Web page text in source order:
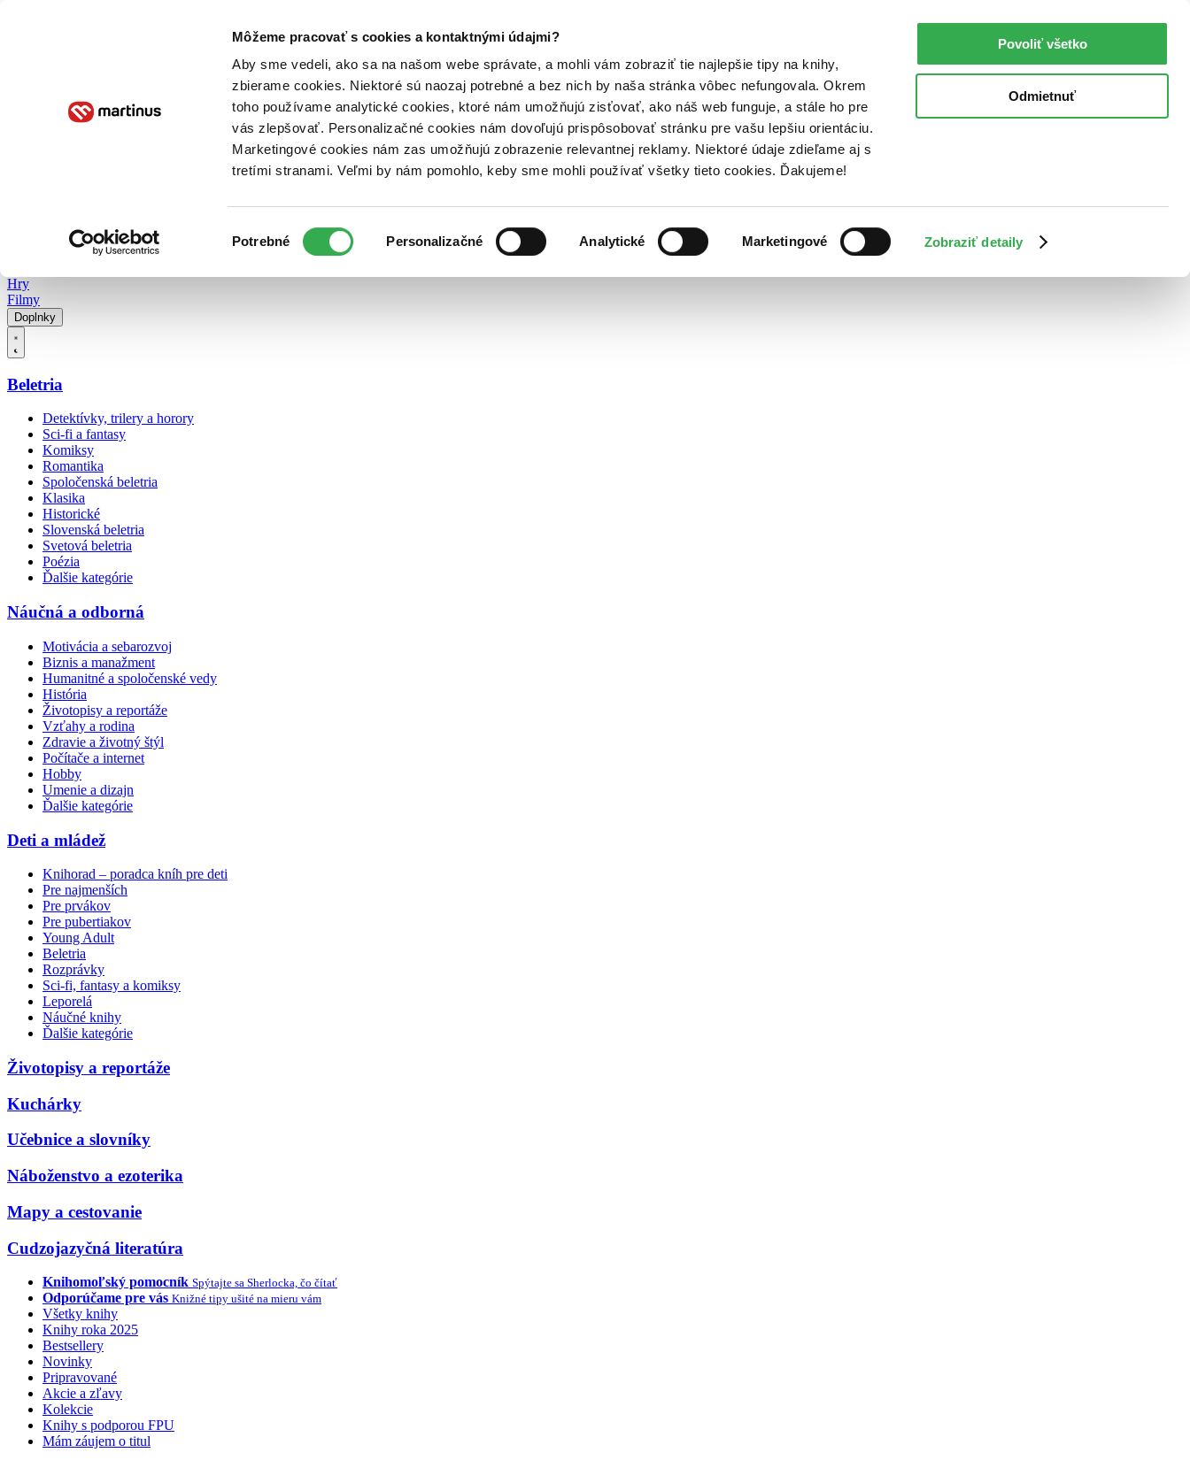
Môžeme pracovať s cookies a kontaktnými údajmi?
Aby sme vedeli, ako sa na našom webe správate, a mohli vám zobraziť tie najlepšie tipy na knihy,
zbierame cookies. Niektoré sú naozaj potrebné a bez nich by naša stránka vôbec nefungovala. Okrem
toho používame analytické cookies, ktoré nám umožňujú zisťovať, ako náš web funguje, a stále ho pre
vás zlepšovať. Personalizačné cookies nám dovoľujú prispôsobovať stránku pre vašu lepšiu orientáciu.
Marketingové cookies nám zas umožňujú zobrazenie relevantnej reklamy. Niektoré údaje zdieľame aj s
tretími stranami. Veľmi by nám pomohlo, keby sme mohli používať všetky tieto cookies. Ďakujeme!
súhlasu
Potrebné Personalizačné Analytické Marketingové Zobraziť detaily
Povoliť všetko
Odmietnuť
Poukážky Kontakt
Hry
Filmy
Doplnky
Beletria
Detektívky, trilery a horory
Sci-fi a fantasy
Komiksy
Romantika
Spoločenská beletria
Klasika
Historické
Slovenská beletria
Svetová beletria
Poézia
Ďalšie kategórie
Náučná a odborná
Motivácia a sebarozvoj
Biznis a manažment
Humanitné a spoločenské vedy
História
Životopisy a reportáže
Vzťahy a rodina
Zdravie a životný štýl
Počítače a internet
Hobby
Umenie a dizajn
Ďalšie kategórie
Deti a mládež
Knihorad – poradca kníh pre deti
Pre najmenších
Pre prvákov
Pre pubertiakov
Young Adult
Beletria
Rozprávky
Sci-fi, fantasy a komiksy
Leporelá
Náučné knihy
Ďalšie kategórie
Životopisy a reportáže
Kuchárky
Učebnice a slovníky
Náboženstvo a ezoterika
Mapy a cestovanie
Cudzojazyčná literatúra
Knihomoľský pomocník Spýtajte sa Sherlocka, čo čítať
Odporúčame pre vás Knižné tipy ušité na mieru vám
Všetky knihy
Knihy roka 2025
Bestsellery
Novinky
Pripravované
Akcie a zľavy
Kolekcie
Knihy s podporou FPU
Mám záujem o titul